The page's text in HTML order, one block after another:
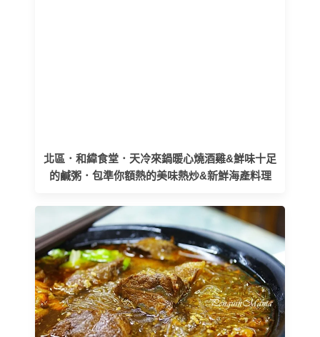
北區．和緯食堂．天冷來鍋暖心燒酒雞&鮮味十足
的鹹粥．包準你額熱的美味熱炒&新鮮海產料理